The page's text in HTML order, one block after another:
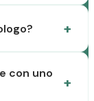
con uno